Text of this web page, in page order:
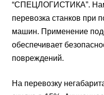
“СПЕЦЛОГИСТИКА”.
перевозка станков при
машин. Применение
обеспечивает
повреждений.
На перевозку